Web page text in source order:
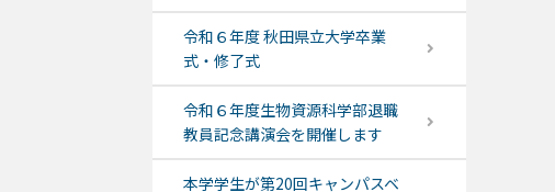
令和６年度 秋田県立大学卒業
式・修了式
令和６年度生物資源科学部退職
教員記念講演会を開催します
本学学生が第20回キャンパスベ